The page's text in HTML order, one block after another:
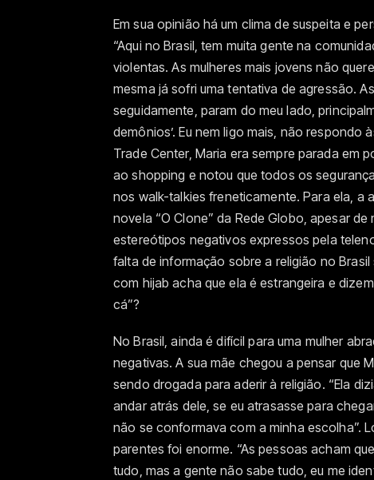
Em sua opinião há um clima de suspeita e
“Aqui no Brasil, tem muita gente na
violentas. As mulheres mais jovens não
mesma já sofri uma tentativa de agressão.
seguidamente, param do meu lado,
demônios’. Eu nem ligo mais, não
Trade Center, Maria era sempre parada em
ao shopping e notou que todos os
nos walk-talkies freneticamente. Para ela, a
novela “O Clone” da Rede Globo, apesar
estereótipos negativos expressos pela
falta de informação sobre a religião no
com hijab acha que ela é estrangeira e
cá”?
No Brasil, ainda é difícil para uma mulher
negativas. A sua mãe chegou a pensar que
sendo drogada para aderir à religião. “Ela
andar atrás dele, se eu atrasasse para
não se conformava com a minha escolha”.
parentes foi enorme. “As pessoas acham
tudo, mas a gente não sabe tudo, eu me